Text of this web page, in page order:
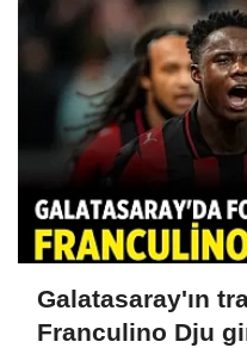
Galatasaray'ın
Franculino Dju